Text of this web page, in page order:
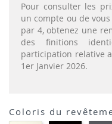
Pour consulter les
un compte ou de
par 4, obtenez une
des finitions
participation relative
1er Janvier 2026.
Coloris du